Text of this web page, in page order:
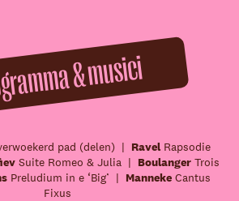
& musici
pad (delen) | Ravel Rapsodie
Suite Romeo & Julia | BoulangerTrois
Preludium in e ‘Big’ | MannekeCantus
Fixus